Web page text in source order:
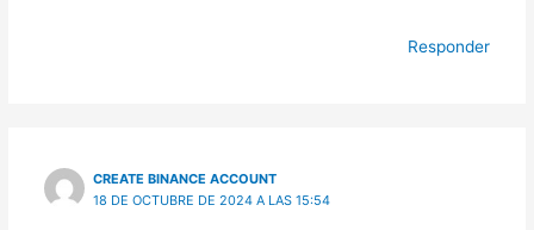
Responder
CREATE BINANCE ACCOUNT
18 DE OCTUBRE DE 2024 A LAS 15:54